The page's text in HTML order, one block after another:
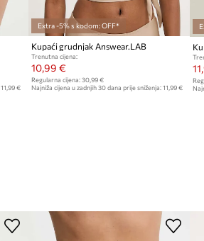
11,99 €
Extra -5% s kodom: OFF*
Kupaći grudnjak Answear.LAB
Trenutna cijena:
10,99 €
Regularna cijena: 30,99 €
Najniža cijena u zadnjih 30 dana prije sniženja: 11,99 €